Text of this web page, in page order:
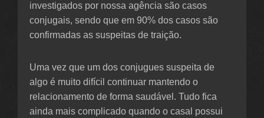
investigados por nossa agência são casos
conjugais, sendo que em 90% dos casos são
confirmadas as suspeitas de traição.
Uma vez que um dos conjugues suspeita de
algo é muito difícil continuar mantendo o
relacionamento de forma saudável. Tudo fica
ainda mais complicado quando o casal possui